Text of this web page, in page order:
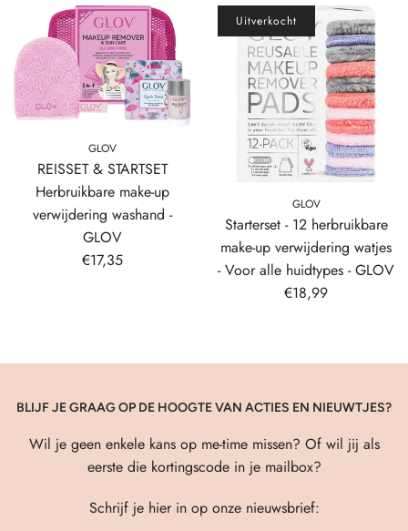
GLOV
REISSET & STARTSET
Herbruikbare make-up
verwijdering washand -
GLOV
€17,35
GLOV
Starterset - 12 herbruikbare
make-up verwijdering watjes
- Voor alle huidtypes - GLOV
€18,99
Uitverkocht
BLIJF JE GRAAG OP DE HOOGTE VAN ACTIES EN NIEUWTJES?
Wil je geen enkele kans op me-time missen? Of wil jij als
eerste die kortingscode in je mailbox?
Schrijf je hier in op onze nieuwsbrief: